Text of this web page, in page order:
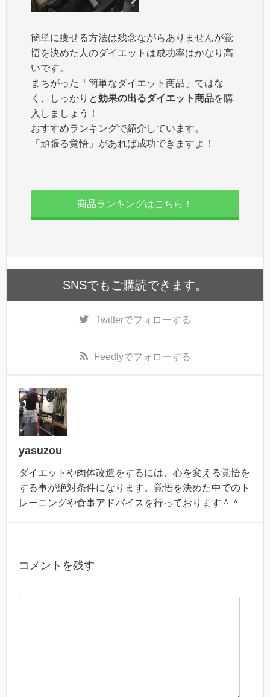
簡単に痩せる方法は残念ながらありませんが覚
悟を決めた人のダイエットは成功率はかなり高
いです。
まちがった「簡単なダイエット商品」ではな
く、しっかりと効果の出るダイエット商品を購
入しましょう！
おすすめランキングで紹介しています。
「頑張る覚悟」があれば成功できますよ！
商品ランキングはこちら！
SNSでもご購読できます。
Twitterでフォローする
Feedlyでフォローする
yasuzou
ダイエットや肉体改造をするには、心を変える覚悟を
する事が絶対条件になります。覚悟を決めた中でのト
レーニングや食事アドバイスを行っております＾＾
コメントを残す